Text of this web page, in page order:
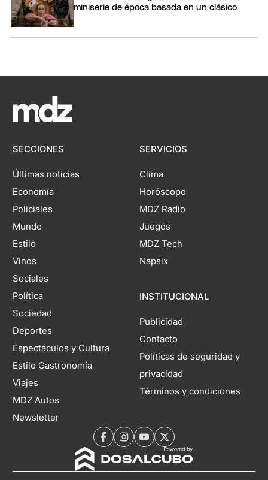
miniserie de época basada en un clásico
SECCIONES
Últimas noticias
Economía
Policiales
Mundo
Estilo
Vinos
Sociales
Política
Sociedad
Deportes
Espectáculos y Cultura
Estilo Gastronomía
Viajes
MDZ Autos
Newsletter
SERVICIOS
Clima
Horóscopo
MDZ Radio
Juegos
MDZ Tech
Napsix
INSTITUCIONAL
Publicidad
Contacto
Políticas de seguridad y
privacidad
Términos y condiciones